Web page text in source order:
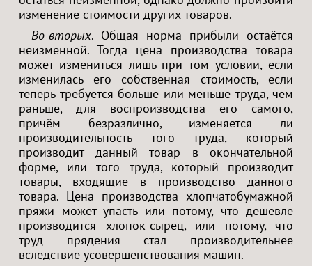
изменение стоимости других товаров.
Во-вторых. Общая норма прибыли остаётся
неизменной. Тогда цена производства товара
может измениться лишь при том условии, если
изменилась его собственная стоимость, если
теперь требуется больше или меньше труда, чем
раньше, для воспроизводства его самого,
причём безразлично, изменяется ли
производительность того труда, который
производит данный товар в окончательной
форме, или того труда, который производит
товары, входящие в производство данного
товара. Цена производства хлопчатобумажной
пряжи может упасть или потому, что дешевле
производится хлопок-сырец, или потому, что
труд прядения стал производительнее
вследствие усовершенствования машин.